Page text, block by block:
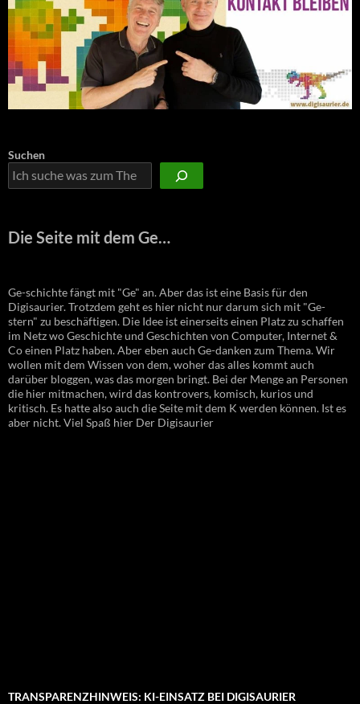
Suchen
Die Seite mit dem Ge…
Ge-schichte fängt mit "Ge" an. Aber das ist eine Basis für den
Digisaurier. Trotzdem geht es hier nicht nur darum sich mit "Ge-
stern" zu beschäftigen. Die Idee ist einerseits einen Platz zu schaffen
im Netz wo Geschichte und Geschichten von Computer, Internet &
Co einen Platz haben. Aber eben auch Ge-danken zum Thema. Wir
wollen mit dem Wissen von dem, woher das alles kommt auch
darüber bloggen, was das morgen bringt. Bei der Menge an Personen
die hier mitmachen, wird das kontrovers, komisch, kurios und
kritisch. Es hatte also auch die Seite mit dem K werden können. Ist es
aber nicht. Viel Spaß hier Der Digisaurier
TRANSPARENZHINWEIS: KI-EINSATZ BEI DIGISAURIER